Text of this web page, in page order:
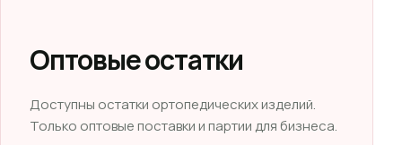
Оптовые остатки
Доступны остатки ортопедических изделий.
Только оптовые поставки и партии для бизнеса.